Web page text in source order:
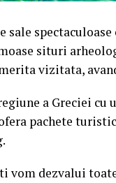
situri
vizitata,
a Greciei
pachete
vom dezvalui